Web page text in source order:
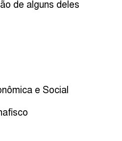
de alguns deles
e Social